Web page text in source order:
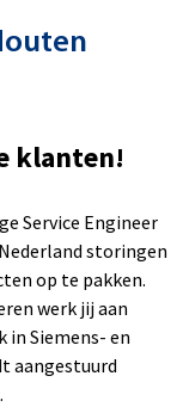
klanten!
Service Engineer
storingen
op te pakken.
werk jij aan
Siemens- en
aangestuurd